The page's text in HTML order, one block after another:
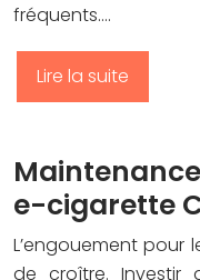
fréquents….
Lire la suite
e-cigarette
L’engouement pour
de croître. Investir